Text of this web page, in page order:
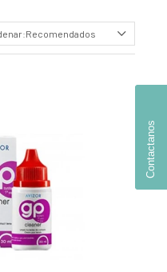
Recomendados
Contactanos